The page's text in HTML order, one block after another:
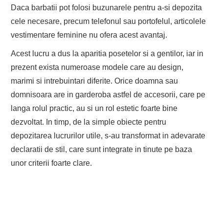
Daca barbatii pot folosi buzunarele pentru a-si depozita
cele necesare, precum telefonul sau portofelul, articolele
vestimentare feminine nu ofera acest avantaj.
Acest lucru a dus la aparitia posetelor si a gentilor, iar in
prezent exista numeroase modele care au design,
marimi si intrebuintari diferite. Orice doamna sau
domnisoara are in garderoba astfel de accesorii, care pe
langa rolul practic, au si un rol estetic foarte bine
dezvoltat. In timp, de la simple obiecte pentru
depozitarea lucrurilor utile, s-au transformat in adevarate
declaratii de stil, care sunt integrate in tinute pe baza
unor criterii foarte clare.